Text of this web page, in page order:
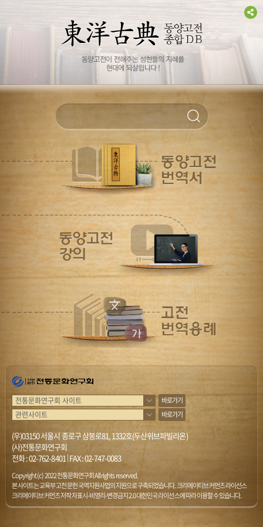
바로가기
바로가기
(우)03150 서울시 종로구 삼봉로81, 1332호(두산위브파빌리온)
(사)전통문화연구회
전화 :02-762-8401|FAX : 02-747-0083
Copyright (c) 2022 전통문화연구회 All rights reserved.
본 사이트는 교육부 고전문헌 국역지원사업의 지원으로 구축되었습니다. 크리에이티브 커먼즈 라이선스
크리에이티브 커먼즈 저작자표시-비영리-변경금지 2.0 대한민국 라이선스에 따라 이용할 수 있습니다.